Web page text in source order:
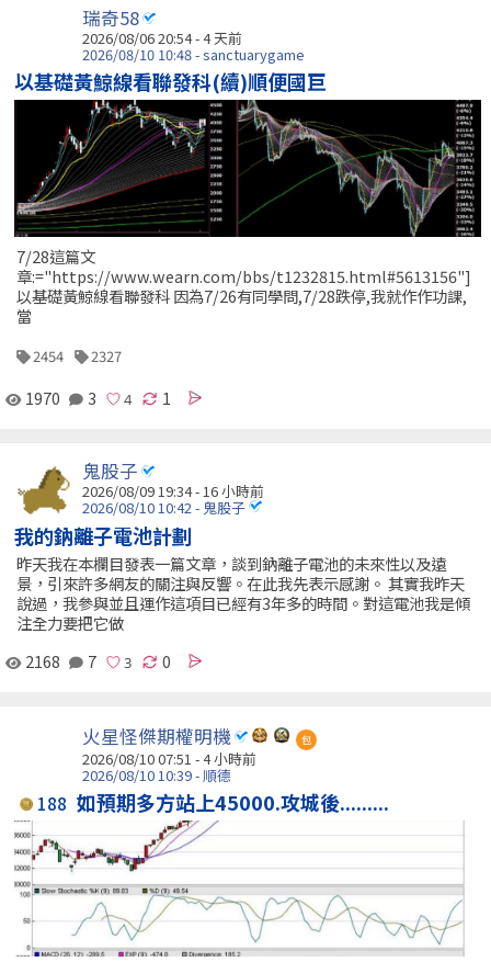
瑞奇58
2026/08/06 20:54 - 4 天前
2026/08/10 10:48 - sanctuarygame
以基礎黃鯨線看聯發科(續)順便國巨
7/28這篇文
章:="https://www.wearn.com/bbs/t1232815.html#5613156"]
以基礎黃鯨線看聯發科 因為7/26有同學問,7/28跌停,我就作作功課,
當
2454 2327
1970 3 1
鬼股子
2026/08/09 19:34 -16 小時前
2026/08/10 10:42 - 鬼股子
我的鈉離子電池計劃
昨天我在本欄目發表一篇文章，談到鈉離子電池的未來性以及遠
景，引來許多網友的關注與反響。在此我先表示感謝。 其實我昨天
說過，我參與並且運作這項目已經有3年多的時間。對這電池我是傾
注全力要把它做
2168
7 0
火星怪傑期權明機 包
2026/08/10 07:51 -4 小時前
2026/08/10 10:39 - 順德
188 如預期多方站上45000.攻城後.........